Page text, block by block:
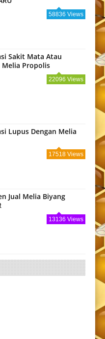
58836 Views
Sakit Mata Atau
Melia Propolis
22096 Views
Lupus Dengan Melia
17518 Views
Jual Melia Biyang
13136 Views